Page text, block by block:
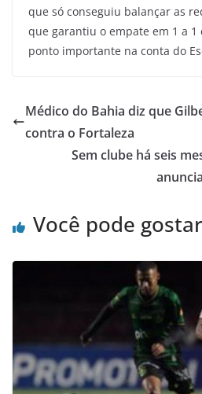
que só conseguiu balançar as
que garantiu o empate em 1 a 1
ponto importante na conta do
Médico do Bahia diz que
contra o Fortaleza
Sem clube há seis
Você pode